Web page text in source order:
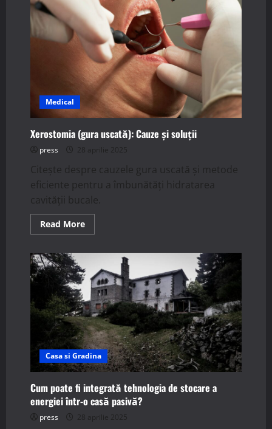
case
pasive
în
zone
urbane?
Medical
Xerostomia (gura uscată): Cauze și soluții
press 28 aprilie 2025
Citește despre cauzele gura uscată și metode
eficiente pentru a îmbunătăți hidratarea
cavității bucale.
Read MoreRead
more
uscată):
Cauze
și
soluții
Casa si Gradina
Cum poate fi integrată tehnologia de stocare a
energiei într-o casă pasivă?
press 28 aprilie 2025